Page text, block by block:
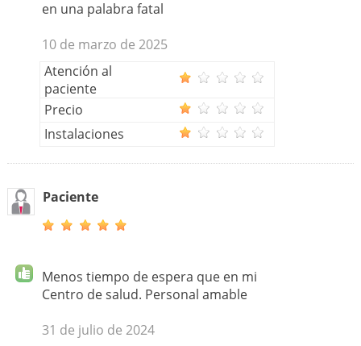
en una palabra fatal
10 de marzo de 2025
Atención al
paciente
Precio
Instalaciones
Paciente
Menos tiempo de espera que en mi
Centro de salud. Personal amable
31 de julio de 2024